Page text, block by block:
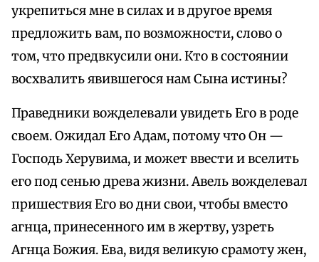
укрепиться мне в силах и в другое время
предложить вам, по возможности, слово о
том, что предвкусили они. Кто в состоянии
восхвалить явившегося нам Сына истины?
Праведники вожделевали увидеть Его в роде
своем. Ожидал Его Адам, потому что Он —
Господь Херувима, и может ввести и вселить
его под сенью древа жизни. Авель вожделевал
пришествия Его во дни свои, чтобы вместо
агнца, принесенного им в жертву, узреть
Агнца Божия. Ева, видя великую срамоту жен,